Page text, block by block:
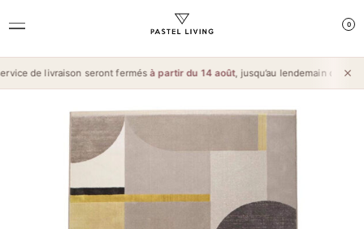
0
de livraison seront fermésà partir du 14 août, jusqu’au lendemain de l’ Aïd